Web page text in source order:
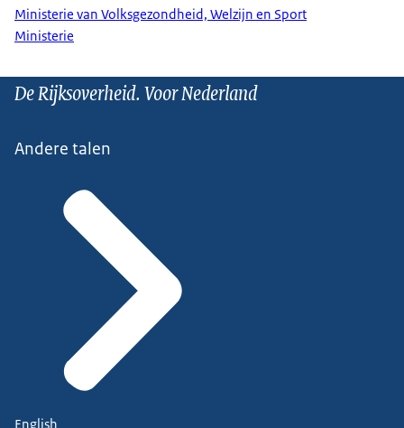
Ministerie van Volksgezondheid, Welzijn en Sport
Ministerie
De Rijksoverheid. Voor Nederland
Andere talen